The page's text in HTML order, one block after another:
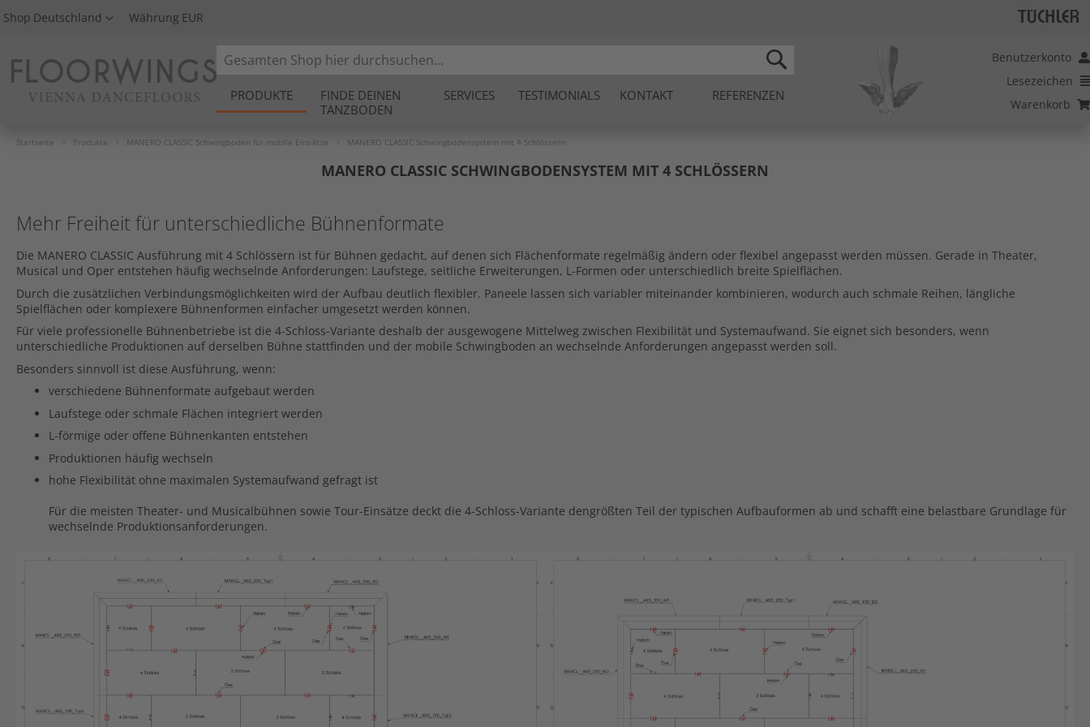
Shop Deutschland Währung EUR
Search
PRODUKTE
FINDE DEINEN
TANZBODEN
SERVICES TESTIMONIALS KONTAKT REFERENZEN
Benutzerkonto
Lesezeichen
Warenkorb
Startseite Produkte MANERO CLASSIC Schwingboden für mobile Einsätze MANERO CLASSIC Schwingbodensystem mit 4 Schlössern
MANERO CLASSIC SCHWINGBODENSYSTEM MIT 4 SCHLÖSSERN
Mehr Freiheit für unterschiedliche Bühnenformate
Die MANERO CLASSIC Ausführung mit 4 Schlössern ist für Bühnen gedacht, auf denen sich Flächenformate regelmäßig ändern oder flexibel angepasst werden müssen. Gerade in Theater,
Musical und Oper entstehen häufig wechselnde Anforderungen: Laufstege, seitliche Erweiterungen, L-Formen oder unterschiedlich breite Spielflächen.
Durch die zusätzlichen Verbindungsmöglichkeiten wird der Aufbau deutlich flexibler. Paneele lassen sich variabler miteinander kombinieren, wodurch auch schmale Reihen, längliche
Spielflächen oder komplexere Bühnenformen einfacher umgesetzt werden können.
Für viele professionelle Bühnenbetriebe ist die 4-Schloss-Variante deshalb der ausgewogene Mittelweg zwischen Flexibilität und Systemaufwand. Sie eignet sich besonders, wenn
unterschiedliche Produktionen auf derselben Bühne stattfinden und der mobile Schwingboden an wechselnde Anforderungen angepasst werden soll.
Besonders sinnvoll ist diese Ausführung, wenn:
verschiedene Bühnenformate aufgebaut werden
Laufstege oder schmale Flächen integriert werden
L-förmige oder offene Bühnenkanten entstehen
Produktionen häufig wechseln
hohe Flexibilität ohne maximalen Systemaufwand gefragt ist
Für die meisten Theater- und Musicalbühnen sowie Tour-Einsätze deckt die 4-Schloss-Variante dengrößten Teil der typischen Aufbauformen ab und schafft eine belastbare Grundlage für
wechselnde Produktionsanforderungen.